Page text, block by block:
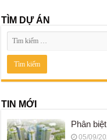
TÌM DỰ ÁN
TIN MỚI
Phân
05/09/